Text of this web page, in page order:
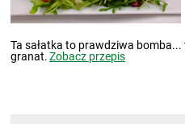
Ta sałatka to prawdziwa bomba...
granat.Zobacz przepis